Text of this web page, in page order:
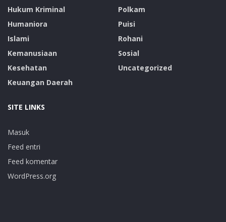
Hukum Kriminal
Humaniora
Islami
Kemanusiaan
Kesehatan
Keuangan Daerah
Polkam
Puisi
Rohani
Sosial
Uncategorized
SITE LINKS
Masuk
Feed entri
Feed komentar
WordPress.org